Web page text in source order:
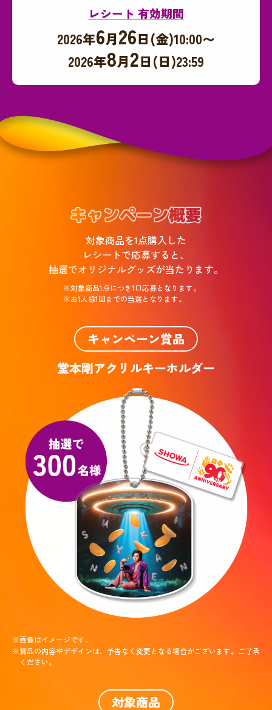
レシート 有効期間
2026年6月26日(金)10:00〜
2026年8月2日(日)23:59
対象商品を1点購入した
レシートで応募すると、
抽選でオリジナルグッズが当たります。
※対象商品1点につき1口応募となります。
※お1人様1回までの当選となります。
キャンペーン賞品
堂本剛アクリルキーホルダー
※画像はイメージです。
※賞品の内容やデザインは、予告なく変更となる場合がございます。ご了承
ください。
対象商品